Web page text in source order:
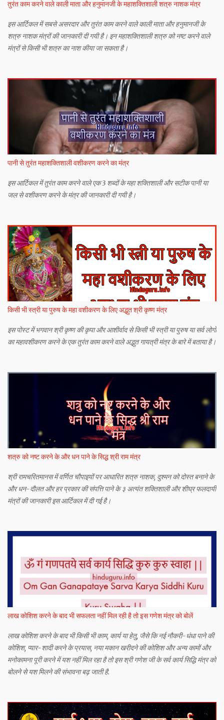
तुरंत काम करने वाले काली माता और हनुमानजी के महाशक्तिशाली शत्रु नाशक मंत्र
इस आर्टिकल में सबसे असरदार और तुरंत काम करने वाले काली माता और हनुमानजी के
शत्रु नाशक मंत्रों की जानकारी दी गयी है। इन महाशक्तिशाली शत्रु को नष्ट करने वाले
मंत्रों से किसी भी शत्रु का नाश कीया जा सकता है।
पानी से तुरंत महाशक्तिशाली वशीकरण करने का मंत्र
इस आर्टिकल में तुरंत काम करने वाले एक 3 शब्दों के महा शक्तिशाली और सटीक पानी या
जल से वशीकरण करने के मंत्र की जानकारी दी गयी है।
किसी भी स्त्री या पुरुष के महा वशीकरण के लिए अद्भुत श्री कृष्ण मंत्र
इस पोस्ट में भगवान श्री कृष्ण की कृपा और आशीर्वाद से किसी भी स्त्री या पुरुष या सर्व लोगों
का महावशीकरण करने के एक तुरंत काम करने वाले अद्भुत गायत्री मंत्र के बारे में बताया है।
शत्रु को नष्ट करने के और धन पाने के सिद्ध श्री राम मंत्र
श्री रामचरितमानस में वर्णित चौपाइयों पर आधारित शत्रु नाशक, दुश्मन को दोस्त बनाने के
और धन-दौलत और हर प्रकार की संपत्ति पाने के ३ अत्यंत शक्तिशाली और शीघ्र फलदायी
मंत्रों की जानकारी इस आर्टिकल में दी गई है।
लाख कोशिश करने के बाद भी सफलता नहीं मिल रही है तो इस गणेश मंत्र को बोलें
लाख कोशिश करने के बाद भी किसी भी काम, कार्य या हेतु, जैसे कि नई नौकरी-धंधा पाने की
कोशिश, प्यार-शादी करने के प्रयास, नया मकान खरीदने की कोशिश और अन्य कामों और
मनोकामना पूरी करने में यश नहीं मिल रहा है तो इस श्री गणेश जी के सर्व कार्य सिद्धि मंत्र को
बोलने से यश मिलने की संभावना बढ़ जाती है.